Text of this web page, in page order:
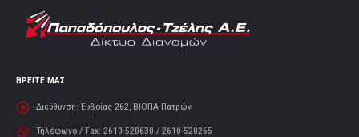
ΒΡΕΙΤΕ ΜΑΣ
Διεύθυνση: Ευβοίας 262, ΒΙΟΠΑ Πατρών
Τηλέφωνο / Fax: 2610-520630 / 2610-520265